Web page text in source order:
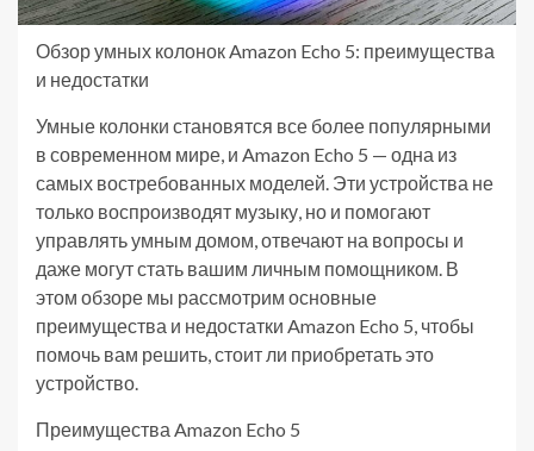
Обзор умных колонок Amazon Echo 5: преимущества
и недостатки
Умные колонки становятся все более популярными
в современном мире, и Amazon Echo 5 — одна из
самых востребованных моделей. Эти устройства не
только воспроизводят музыку, но и помогают
управлять умным домом, отвечают на вопросы и
даже могут стать вашим личным помощником. В
этом обзоре мы рассмотрим основные
преимущества и недостатки Amazon Echo 5, чтобы
помочь вам решить, стоит ли приобретать это
устройство.
Преимущества Amazon Echo 5